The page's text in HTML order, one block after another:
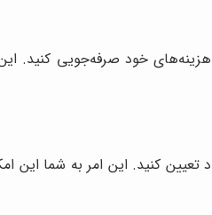
خود صرفه‌جویی کنید.
کنید. این امر به شما این